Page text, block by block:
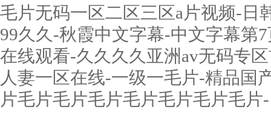
毛片无码一区二区三区a片视频-日
99久久-秋霞中文字幕-中文字幕第
在线观看-久久久久亚洲av无码专
人妻一区在线-一级一毛片-精品国
片毛片毛片毛片毛片毛片毛片毛片